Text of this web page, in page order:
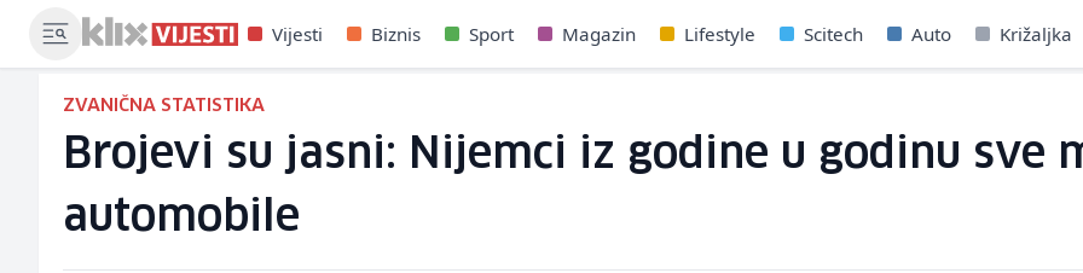
Vijesti Biznis Sport Magazin Lifestyle Scitech Auto Križaljka
ZVANIČNA STATISTIKA
Brojevi su jasni: Nijemci iz godine u godinu sve
automobile